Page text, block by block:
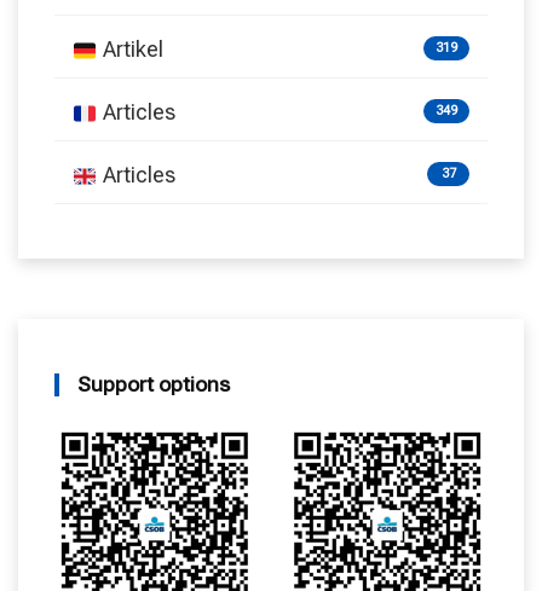
Artikel 319
Articles 349
Articles 37
Support options